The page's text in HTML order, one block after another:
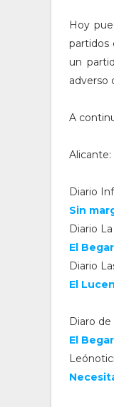
Hoy
partidos
un
adverso
A
Alicante:
Diario
Sin
Diario
El
Diario
El
Diaro de
El